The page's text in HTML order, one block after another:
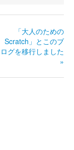
「大人のための
Scratch」とこのブ
ログを移行しました
»